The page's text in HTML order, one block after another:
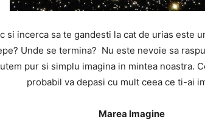
si incerca sa te gandesti la cat de urias este
Unde se termina? Nu este nevoie sa
pur si simplu imagina in mintea noastra.
probabil va depasi cu mult ceea ce ti-ai
Marea Imagine